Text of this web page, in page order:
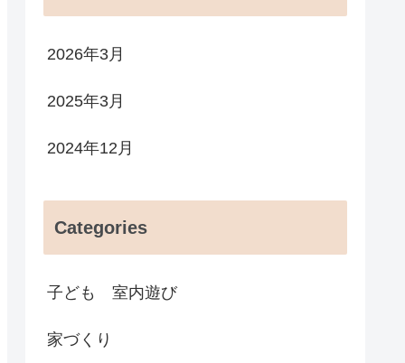
2026年3月
2025年3月
2024年12月
Categories
子ども 室内遊び
家づくり